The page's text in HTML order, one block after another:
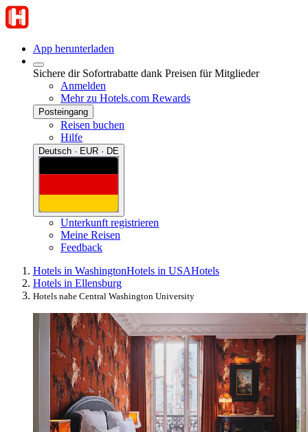
App herunterladen
Sichere dir Sofortrabatte dank Preisen für Mitglieder
Anmelden
Mehr zu Hotels.com Rewards
Posteingang
Reisen buchen
Hilfe
Deutsch · EUR · DE
Unterkunft registrieren
Meine Reisen
Feedback
Hotels in WashingtonHotels in USAHotels
Hotels in Ellensburg
Hotels nahe Central Washington University